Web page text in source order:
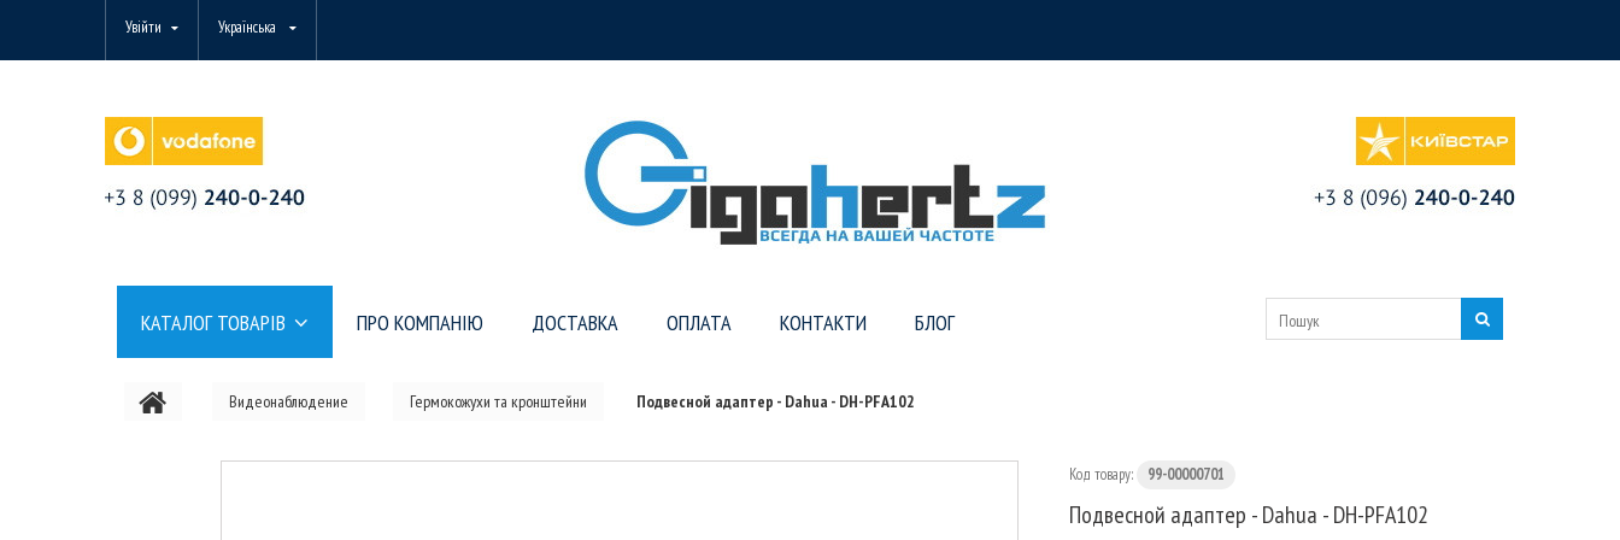
Увійти Українська
КАТАЛОГ ТОВАРІВ ПРО КОМПАНІЮ ДОСТАВКА ОПЛАТА КОНТАКТИ БЛОГ
Видеонаблюдение Гермокожухи та кронштейни Подвесной адаптер - Dahua - DH-PFA102
Код товару: 99-00000701
Подвесной адаптер - Dahua - DH-PFA102